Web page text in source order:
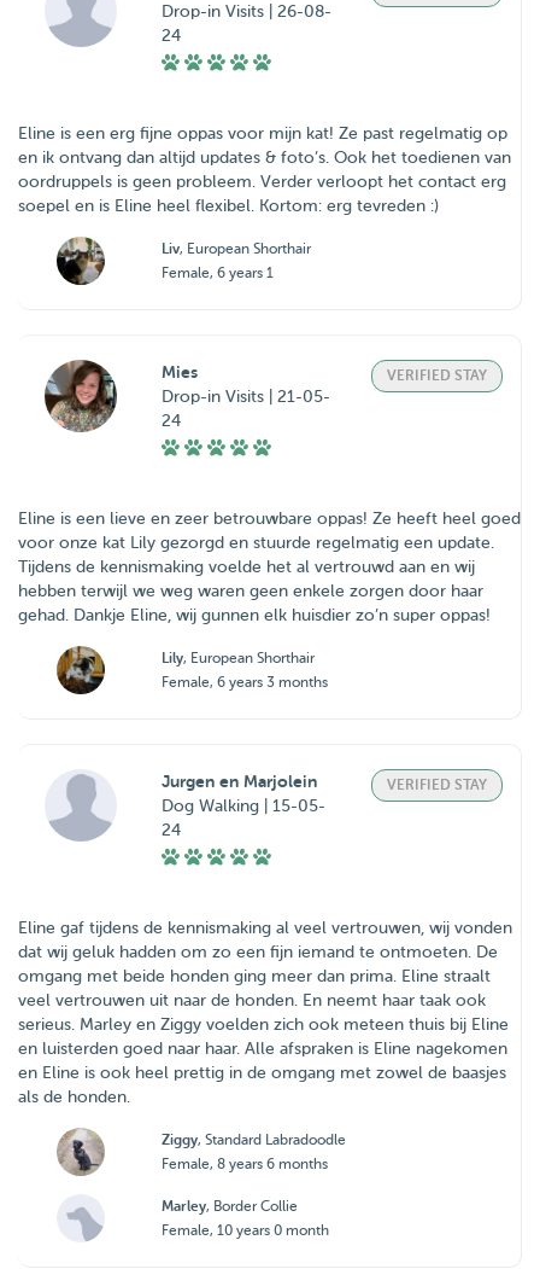
Drop-in Visits | 26-08-
24
Eline is een erg fijne oppas voor mijn kat! Ze past regelmatig op
en ik ontvang dan altijd updates & foto’s. Ook het toedienen van
oordruppels is geen probleem. Verder verloopt het contact erg
soepel en is Eline heel flexibel. Kortom: erg tevreden :)
Liv, European Shorthair
Female, 6 years 1
Mies
Drop-in Visits | 21-05-
24
VERIFIED STAY
Eline is een lieve en zeer betrouwbare oppas! Ze heeft heel goed
voor onze kat Lily gezorgd en stuurde regelmatig een update.
Tijdens de kennismaking voelde het al vertrouwd aan en wij
hebben terwijl we weg waren geen enkele zorgen door haar
gehad. Dankje Eline, wij gunnen elk huisdier zo’n super oppas!
Lily, European Shorthair
Female, 6 years 3 months
Jurgen en Marjolein
Dog Walking | 15-05-
24
VERIFIED STAY
Eline gaf tijdens de kennismaking al veel vertrouwen, wij vonden
dat wij geluk hadden om zo een fijn iemand te ontmoeten. De
omgang met beide honden ging meer dan prima. Eline straalt
veel vertrouwen uit naar de honden. En neemt haar taak ook
serieus. Marley en Ziggy voelden zich ook meteen thuis bij Eline
en luisterden goed naar haar. Alle afspraken is Eline nagekomen
en Eline is ook heel prettig in de omgang met zowel de baasjes
als de honden.
Ziggy, Standard Labradoodle
Female, 8 years 6 months
Marley, Border Collie
Female, 10 years 0 month